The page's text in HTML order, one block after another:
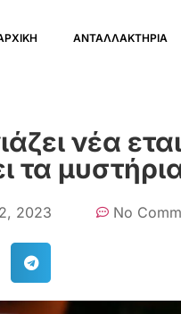
ΑΝΤΑΛΛΑΚΤΗΡΙΑ
νέα
τα
2023 No